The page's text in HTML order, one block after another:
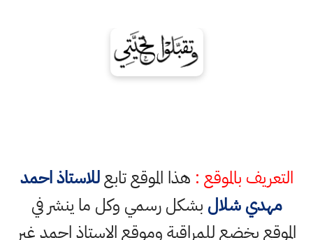
التعريف بالموقع : هذا الموقع تابعللاستاذ احمد
مهدي شلال بشكل رسمي وكل ما ينشر في
الموقع يخضع للمراقبة وموقع الاستاذ احمد غير